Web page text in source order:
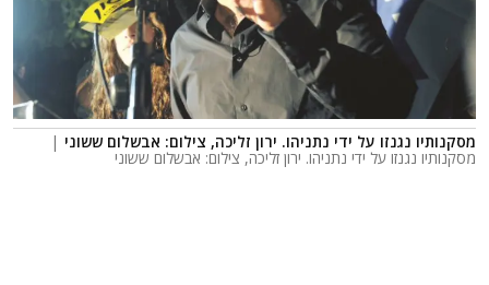
מסקנותיו נגנזו על ידי נתניהו. ירון זליכה, צילום: אבשלום ששוני |
מסקנותיו נגנזו על ידי נתניהו. ירון זליכה, צילום: אבשלום ששוני